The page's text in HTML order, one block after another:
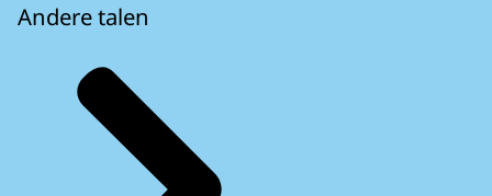
Andere talen